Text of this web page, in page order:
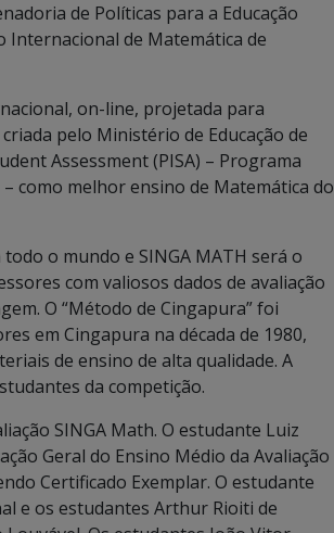
de Políticas para a Educação
Internacional de Matemática de
on-line, projetada para
pelo Ministério de Educação de
Assessment (PISA) – Programa
como melhor ensino de Matemática do
o mundo e SINGA MATH será o
com valiosos dados de avaliação
O “Método de Cingapura” foi
em Cingapura na década de 1980,
de ensino de alta qualidade. A
da competição.
SINGA Math. O estudante Luiz
Geral do Ensino Médio da Avaliação
Certificado Exemplar. O estudante
e os estudantes Arthur Rioiti de